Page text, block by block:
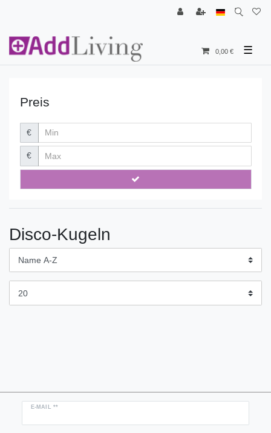
0,00 € ☰
Preis
€
€
Disco-Kugeln
E-MAIL **
Newsletter